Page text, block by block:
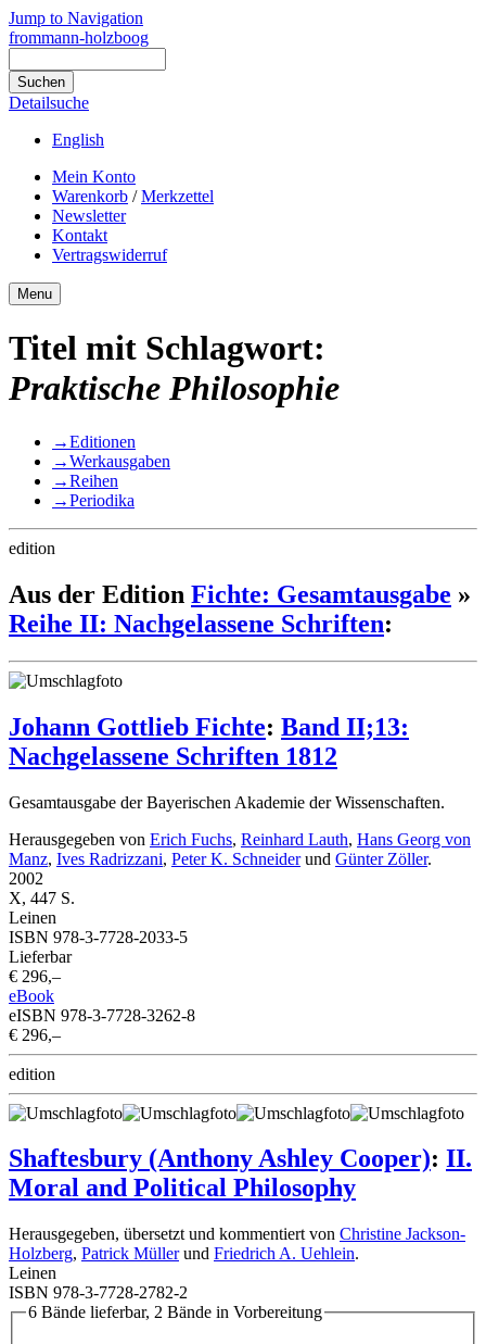
Jump to Navigation
frommann-holzboog
Detailsuche
English
Mein Konto
Warenkorb /Merkzettel
Newsletter
Kontakt
Vertragswiderruf
Menu
Titel mit Schlagwort:
Praktische Philosophie
→Editionen
→Werkausgaben
→Reihen
→Periodika
edition
Aus der Edition Fichte: Gesamtausgabe »
Reihe II: Nachgelassene Schriften:
Johann Gottlieb Fichte: Band II;13:
Nachgelassene Schriften 1812
Gesamtausgabe der Bayerischen Akademie der Wissenschaften.
Herausgegeben von Erich Fuchs, Reinhard Lauth, Hans Georg von
Manz, Ives Radrizzani, Peter K. Schneiderund Günter Zöller.
2002
X, 447 S.
Leinen
ISBN 978-3-7728-2033-5
Lieferbar
€ 296,–
eBook
eISBN 978-3-7728-3262-8
€ 296,–
edition
Shaftesbury (Anthony Ashley Cooper): II.
Moral and Political Philosophy
Herausgegeben, übersetzt und kommentiert von Christine Jackson-
Holzberg, Patrick Müllerund Friedrich A. Uehlein.
Leinen
ISBN 978-3-7728-2782-2
6 Bände lieferbar, 2 Bände in Vorbereitung